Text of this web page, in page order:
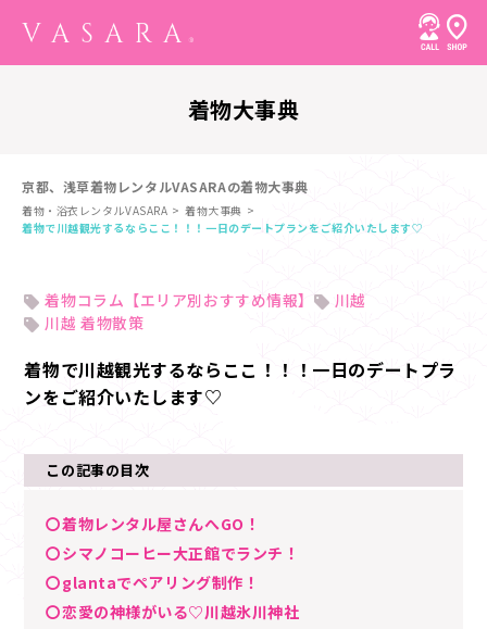
着物大事典
京都、浅草着物レンタルVASARAの着物大事典
着物・浴衣レンタルVASARA
着物大事典
着物で川越観光するならここ！！！一日のデートプランをご紹介いたします♡
着物コラム【エリア別おすすめ情報】
川越
川越 着物散策
着物で川越観光するならここ！！！一日のデートプラ
ンをご紹介いたします♡
この記事の目次
〇着物レンタル屋さんへGO！
〇シマノコーヒー大正館でランチ！
〇glantaでペアリング制作！
〇恋愛の神様がいる♡川越氷川神社